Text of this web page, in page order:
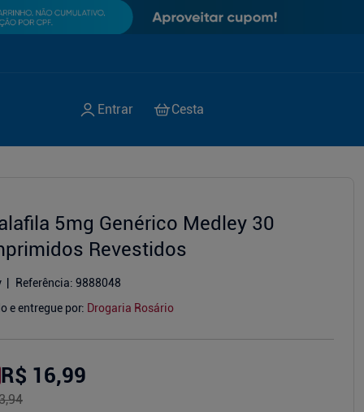
5mg Genérico Medley 30
Revestidos
Referência: 9888048
e entregue por: Drogaria Rosário
R$ 16,99